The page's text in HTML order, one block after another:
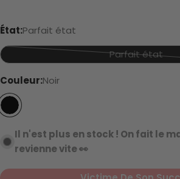
vente
État:Parfait état
Parfait état
Variante
Couleur:Noir
Parfait état
Gueule cassée
Il n'est plus en stock ! On fait le
revienne vite 👀